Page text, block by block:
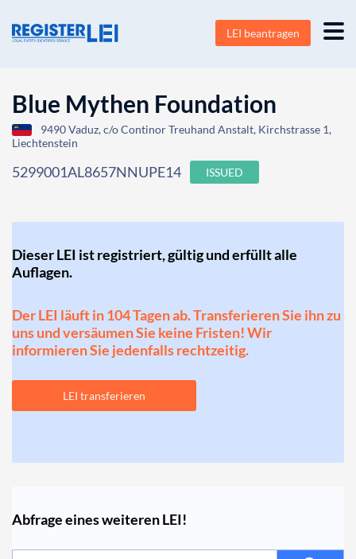
LEI beantragen
Blue Mythen Foundation
9490 Vaduz, c/o Continor Treuhand Anstalt, Kirchstrasse 1,
Liechtenstein
5299001AL8657NNUPE14 ISSUED
Dieser LEI ist registriert, gültig und erfüllt alle
Auflagen.
Der LEI läuft in 104 Tagen ab. Transferieren Sie ihn zu
uns und versäumen Sie keine Fristen! Wir
informieren Sie jedenfalls rechtzeitig.
LEI transferieren
Abfrage eines weiteren LEI!